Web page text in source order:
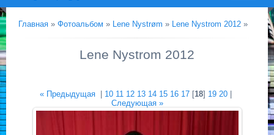
Главная » Фотоальбом » Lene Nystrøm » Lene Nystrom 2012 »
Lene Nystrom 2012
« Предыдущая 10 11 12 13 14 15 16 17 [18] 19 20
Следующая »